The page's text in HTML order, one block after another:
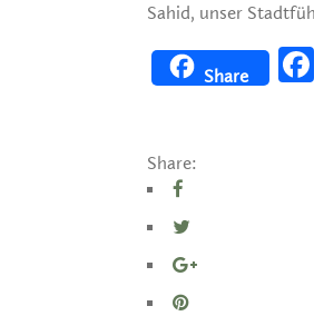
Sahid, unser
Share
Share: